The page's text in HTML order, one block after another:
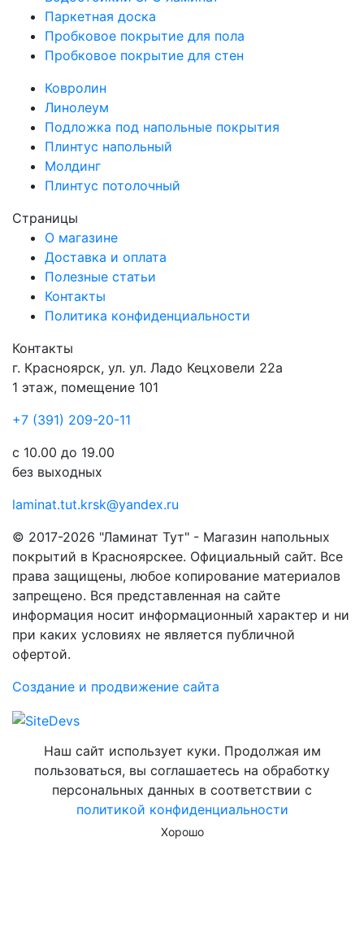
Паркетная доска
Пробковое покрытие для пола
Пробковое покрытие для стен
Ковролин
Линолеум
Подложка под напольные покрытия
Плинтус напольный
Молдинг
Плинтус потолочный
Страницы
О магазине
Доставка и оплата
Полезные статьи
Контакты
Политика конфиденциальности
Контакты
г. Красноярск, ул. ул. Ладо Кецховели 22а
1 этаж, помещение 101
+7 (391) 209-20-11
с 10.00 до 19.00
без выходных
laminat.tut.krsk@yandex.ru
© 2017-2026 "Ламинат Тут" - Магазин напольных
покрытий в Красноярскее. Официальный сайт. Все
права защищены, любое копирование материалов
запрещено. Вся представленная на сайте
информация носит информационный характер и ни
при каких условиях не является публичной
офертой.
Создание и продвижение сайта
Наш сайт использует куки. Продолжая им
пользоваться, вы соглашаетесь на обработку
персональных данных в соответствии с
политикой конфиденциальности
Хорошо